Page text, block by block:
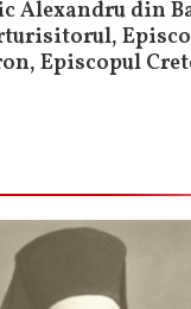
Alexandru din
Episcopul